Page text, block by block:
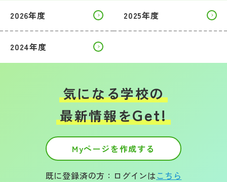
2026年度 2025年度
2024年度
気になる学校の
最新情報をGet!
Myページを作成する
既に登録済の方：ログインはこちら